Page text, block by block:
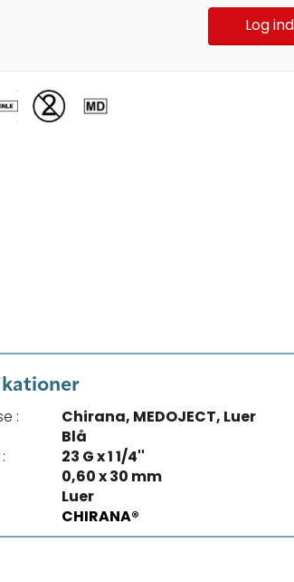
Log ind
:
Chirana, MEDOJECT, Luer
Blå
23 G x 1 1/4''
0,60 x 30 mm
Luer
CHIRANA®